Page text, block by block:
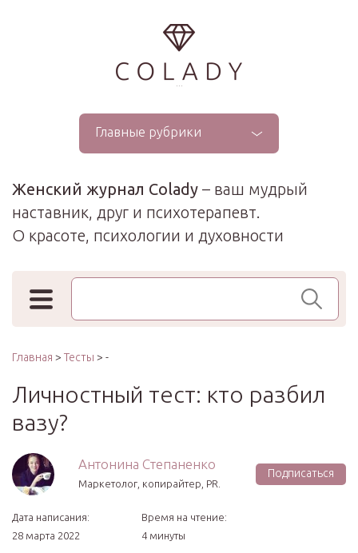
...
Главные рубрики
Женский журнал Colady – ваш мудрый
наставник, друг и психотерапевт.
О красоте, психологии и духовности
Поиск по сайту
Главная > Тесты > -
Личностный тест: кто разбил
вазу?
Антонина Степаненко
Маркетолог, копирайтер, PR.
Подписаться
Дата написания:
28 марта 2022
Время на чтение:
4 минуты